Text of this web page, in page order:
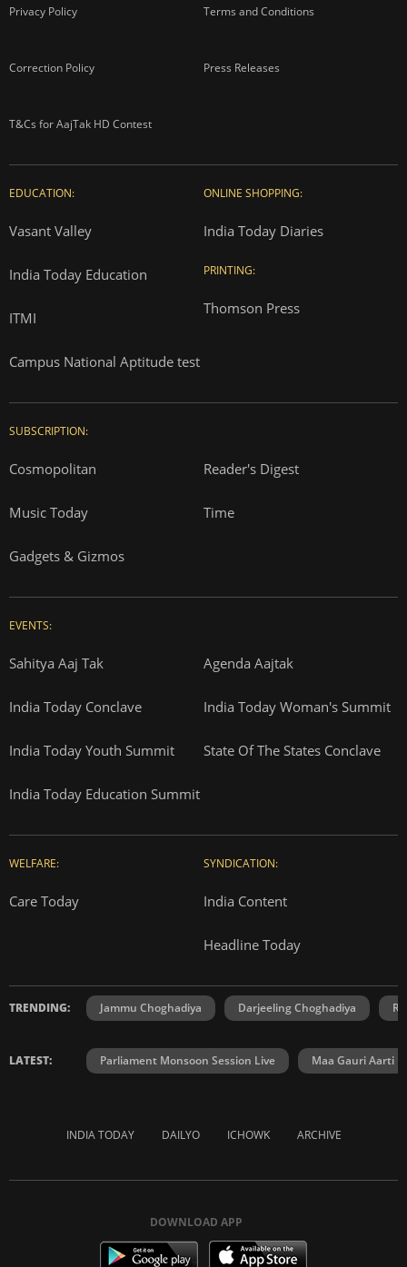
Privacy Policy Terms and Conditions
Correction Policy Press Releases
T&Cs for AajTak HD Contest
EDUCATION:
Vasant Valley
India Today Education
ITMI
Campus National Aptitude test
ONLINE SHOPPING:
India Today Diaries
PRINTING:
Thomson Press
SUBSCRIPTION:
Cosmopolitan Reader's Digest
Music Today Time
Gadgets & Gizmos
EVENTS:
Sahitya Aaj Tak Agenda Aajtak
India Today Conclave India Today Woman's Summit
India Today Youth Summit State Of The States Conclave
India Today Education Summit
WELFARE:
Care Today
SYNDICATION:
India Content
Headline Today
TRENDING: Jammu Choghadiya Darjeeling Choghadiya
LATEST: Parliament Monsoon Session Live Maa Gauri Aarti
INDIA TODAY DAILYO ICHOWK ARCHIVE
DOWNLOAD APP